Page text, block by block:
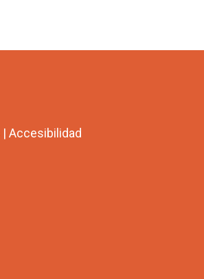
| Accesibilidad